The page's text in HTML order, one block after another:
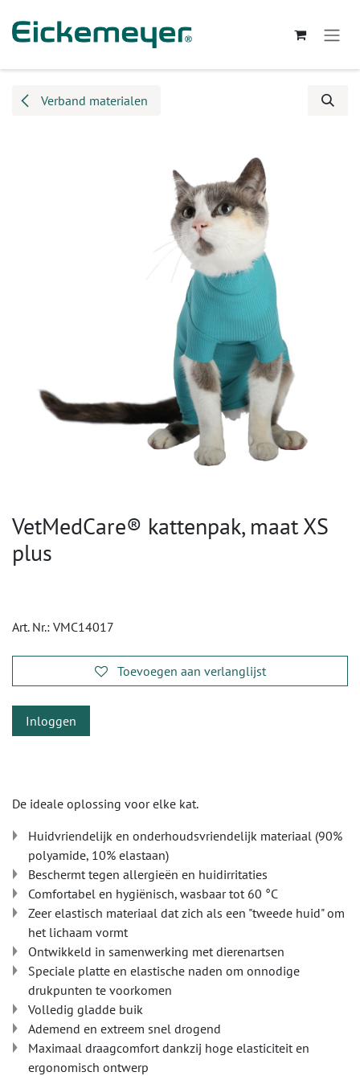
Verband materialen
VetMedCare® kattenpak, maat XS
plus
Art. Nr.: VMC14017
Toevoegen aan verlanglijst
Inloggen
De ideale oplossing voor elke kat.
Huidvriendelijk en onderhoudsvriendelijk materiaal (90%
polyamide, 10% elastaan)
Beschermt tegen allergieën en huidirritaties
Comfortabel en hygiënisch, wasbaar tot 60 °C
Zeer elastisch materiaal dat zich als een "tweede huid" om
het lichaam vormt
Ontwikkeld in samenwerking met dierenartsen
Speciale platte en elastische naden om onnodige
drukpunten te voorkomen
Volledig gladde buik
Ademend en extreem snel drogend
Maximaal draagcomfort dankzij hoge elasticiteit en
ergonomisch ontwerp